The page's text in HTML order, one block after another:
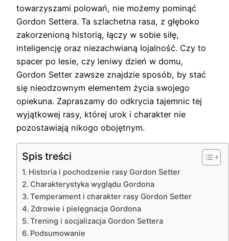
towarzyszami polowań, nie możemy pominąć
Gordon Settera. Ta szlachetna rasa, z głęboko
zakorzenioną historią, łączy w sobie siłę,
inteligencję oraz niezachwianą lojalność. Czy to
spacer po lesie, czy leniwy dzień w domu,
Gordon Setter zawsze znajdzie sposób, by stać
się nieodzownym elementem życia swojego
opiekuna. Zapraszamy do odkrycia tajemnic tej
wyjątkowej rasy, której urok i charakter nie
pozostawiają nikogo obojętnym.
Spis treści
Historia i pochodzenie rasy Gordon Setter
Charakterystyka wyglądu Gordona
Temperament i charakter rasy Gordon Setter
Zdrowie i pielęgnacja Gordona
Trening i socjalizacja Gordon Settera
Podsumowanie